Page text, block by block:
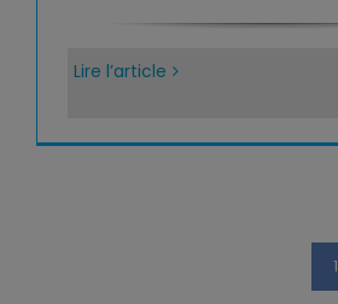
Lire l’article
1